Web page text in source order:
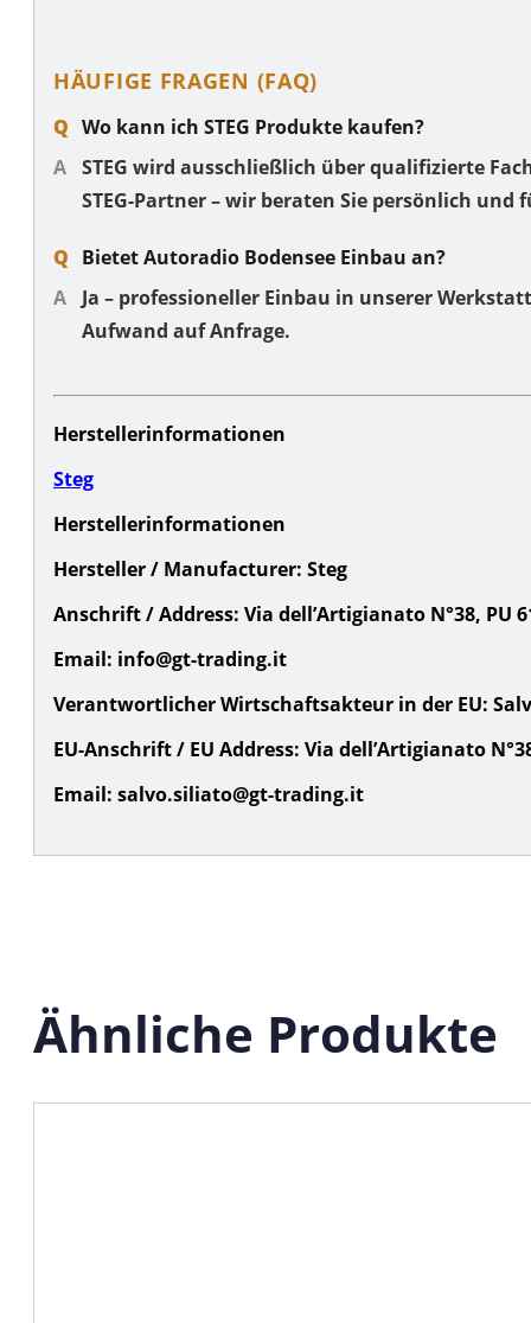
HÄUFIGE FRAGEN (FAQ)
Wo kann ich STEG Produkte kaufen?
STEG wird ausschließlich über qualifizierte
STEG-Partner – wir beraten Sie persönlich
Bietet Autoradio Bodensee Einbau an?
Ja – professioneller Einbau in unserer
Aufwand auf Anfrage.
Herstellerinformationen
Steg
Herstellerinformationen
Hersteller / Manufacturer: Steg
Anschrift / Address: Via dell’Artigianato N°38, PU
Email: info@gt-trading.it
Verantwortlicher Wirtschaftsakteur in der EU:
EU-Anschrift / EU Address: Via dell’Artigianato
Email: salvo.siliato@gt-trading.it
Ähnliche Produkte